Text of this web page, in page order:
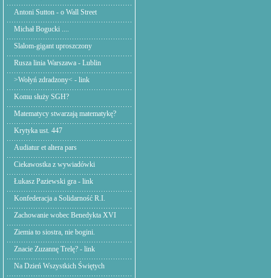
Antoni Sutton - o Wall Street
Michał Bogucki ....
Slalom-gigant uproszczony
Rusza linia Warszawa - Lublin
>Wołyń zdradzony< - link
Komu służy SGH?
Matematycy stwarzają matematykę?
Krytyka ust. 447
Audiatur et altera pars
Ciekawostka z wywiadówki
Łukasz Paziewski gra - link
Konfederacja a Solidarność R.I.
Zachowanie wobec Benedykta XVI
Ziemia to siostra, nie bogini.
Znacie Zuzannę Trelę? - link
Na Dzień Wszystkich Świętych